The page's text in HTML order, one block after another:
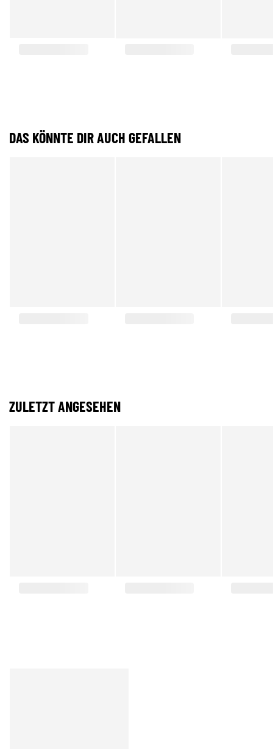
DAS KÖNNTE DIR AUCH GEFALLEN
ZULETZT ANGESEHEN